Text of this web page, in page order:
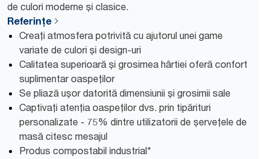
de culori moderne și clasice.
Referințe
Creați atmosfera potrivită cu ajutorul unei game
variate de culori și design-uri
Calitatea superioară și grosimea hârtiei oferă confort
suplimentar oaspeților
Se pliază ușor datorită dimensiunii și grosimii sale
Captivați atenția oaspeților dvs. prin tipărituri
personalizate - 75% dintre utilizatorii de șervețele de
masă citesc mesajul
Produs compostabil industrial*